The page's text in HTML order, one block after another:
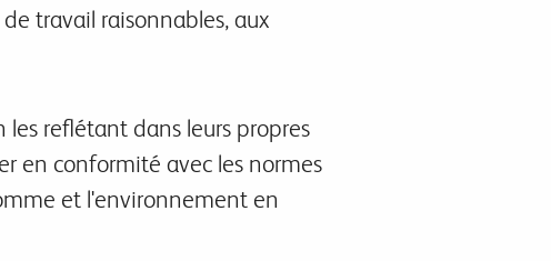
travail raisonnables, aux
les reflétant dans leurs propres
en conformité avec les normes
et l'environnement en